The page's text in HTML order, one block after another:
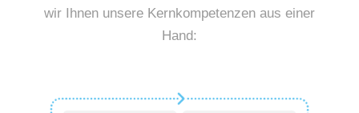
wir Ihnen unsere Kernkompetenzen aus einer
Hand: